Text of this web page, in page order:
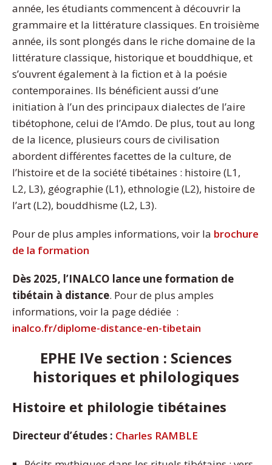
année, les étudiants commencent à découvrir la
grammaire et la littérature classiques. En troisième
année, ils sont plongés dans le riche domaine de la
littérature classique, historique et bouddhique, et
s’ouvrent également à la fiction et à la poésie
contemporaines. Ils bénéficient aussi d’une
initiation à l’un des principaux dialectes de l’aire
tibétophone, celui de l’Amdo. De plus, tout au long
de la licence, plusieurs cours de civilisation
abordent différentes facettes de la culture, de
l’histoire et de la société tibétaines : histoire (L1,
L2, L3), géographie (L1), ethnologie (L2), histoire de
l’art (L2), bouddhisme (L2, L3).
Pour de plus amples informations, voir la brochure
de la formation
Dès 2025, l’INALCO lance une formation de
tibétain à distance. Pour de plus amples
informations, voir la page dédiée :
inalco.fr/diplome-distance-en-tibetain
EPHE IVe section : Sciences
historiques et philologiques
Histoire et philologie tibétaines
Directeur d’études : Charles RAMBLE